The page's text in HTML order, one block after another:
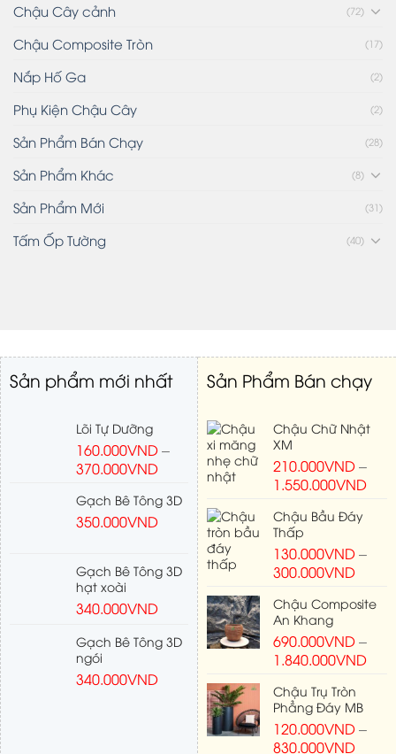
Chậu Cây cảnh
(72)
Chậu Composite Tròn (17)
Nắp Hố Ga (2)
Phụ Kiện Chậu Cây (2)
Sản Phẩm Bán Chạy (28)
Sản Phẩm Khác (8)
Sản Phẩm Mới (31)
Tấm Ốp Tường (40)
Sản phẩm mới nhất
Lõi Tự Dưỡng
160.000VND–
370.000VND
Gạch Bê Tông 3D
350.000VND
Gạch Bê Tông 3D
hạt xoài
340.000VND
Gạch Bê Tông 3D
ngói
340.000VND
Sản Phẩm Bán chạy
Chậu Chữ Nhật
XM
210.000VND–
1.550.000VND
Chậu Bầu Đáy
Thấp
130.000VND–
300.000VND
Chậu Composite
An Khang
690.000VND–
1.840.000VND
Chậu Trụ Tròn
Phẳng Đáy MB
120.000VND–
830.000VND